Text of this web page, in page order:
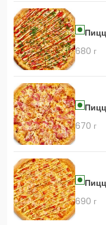
680 г
670 г
690 г